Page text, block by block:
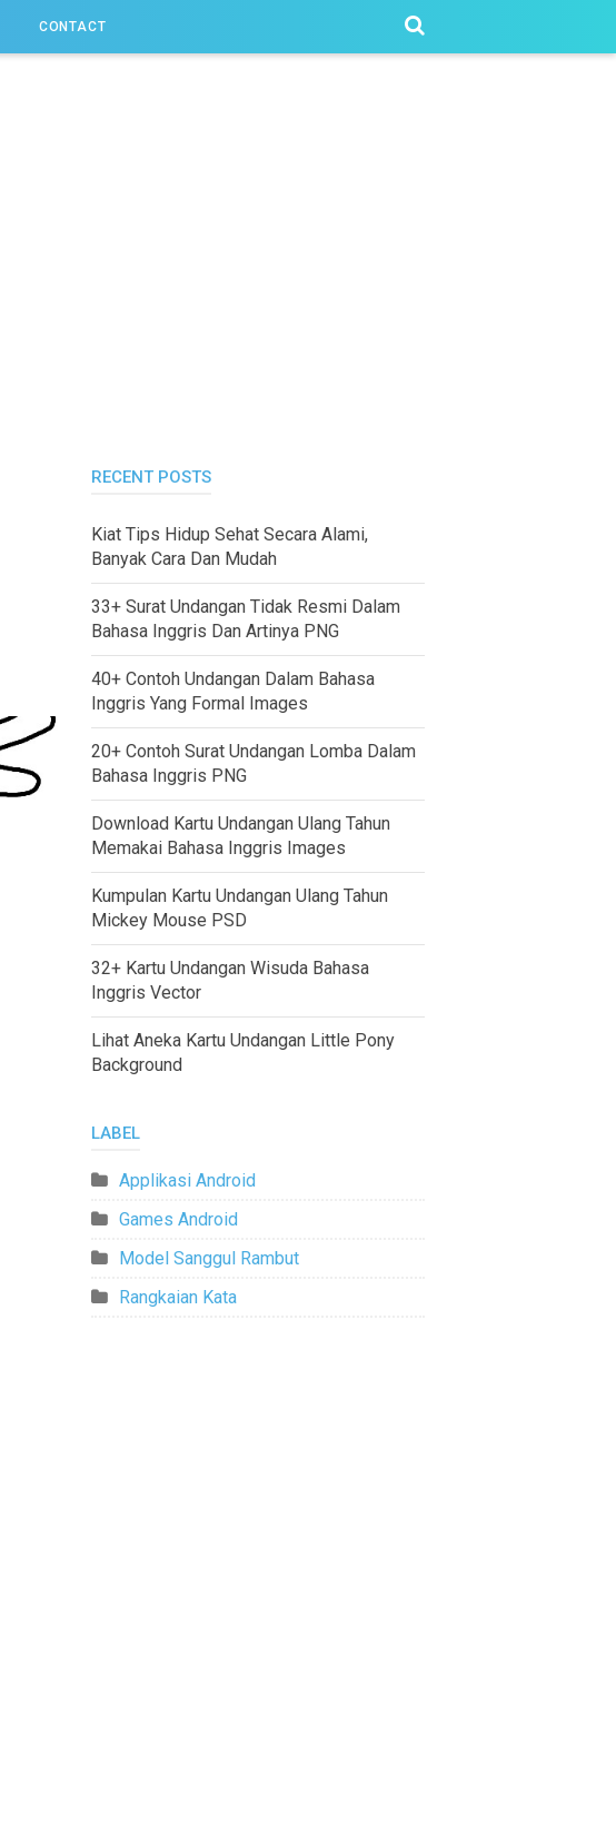
CONTACT
RECENT POSTS
Kiat Tips Hidup Sehat Secara Alami,
Banyak Cara Dan Mudah
33+ Surat Undangan Tidak Resmi Dalam
Bahasa Inggris Dan Artinya PNG
40+ Contoh Undangan Dalam Bahasa
Inggris Yang Formal Images
20+ Contoh Surat Undangan Lomba Dalam
Bahasa Inggris PNG
Download Kartu Undangan Ulang Tahun
Memakai Bahasa Inggris Images
Kumpulan Kartu Undangan Ulang Tahun
Mickey Mouse PSD
32+ Kartu Undangan Wisuda Bahasa
Inggris Vector
Lihat Aneka Kartu Undangan Little Pony
Background
LABEL
Applikasi Android
Games Android
Model Sanggul Rambut
Rangkaian Kata